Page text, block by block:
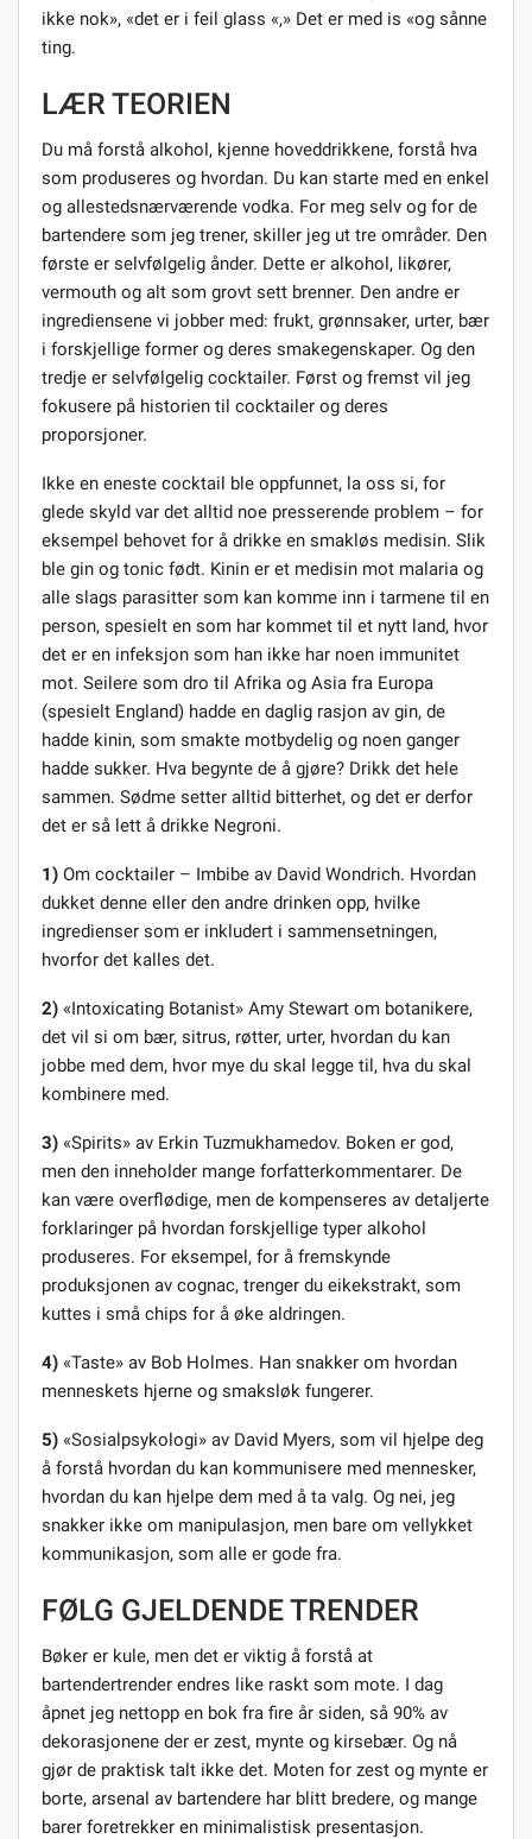
ikke nok», «det er i feil glass «,» Det er med is «og sånne
ting.
LÆR TEORIEN
Du må forstå alkohol, kjenne hoveddrikkene, forstå hva
som produseres og hvordan. Du kan starte med en enkel
og allestedsnærværende vodka. For meg selv og for de
bartendere som jeg trener, skiller jeg ut tre områder. Den
første er selvfølgelig ånder. Dette er alkohol, likører,
vermouth og alt som grovt sett brenner. Den andre er
ingrediensene vi jobber med: frukt, grønnsaker, urter, bær
i forskjellige former og deres smakegenskaper. Og den
tredje er selvfølgelig cocktailer. Først og fremst vil jeg
fokusere på historien til cocktailer og deres
proporsjoner.
Ikke en eneste cocktail ble oppfunnet, la oss si, for
glede skyld var det alltid noe presserende problem – for
eksempel behovet for å drikke en smakløs medisin. Slik
ble gin og tonic født. Kinin er et medisin mot malaria og
alle slags parasitter som kan komme inn i tarmene til en
person, spesielt en som har kommet til et nytt land, hvor
det er en infeksjon som han ikke har noen immunitet
mot. Seilere som dro til Afrika og Asia fra Europa
(spesielt England) hadde en daglig rasjon av gin, de
hadde kinin, som smakte motbydelig og noen ganger
hadde sukker. Hva begynte de å gjøre? Drikk det hele
sammen. Sødme setter alltid bitterhet, og det er derfor
det er så lett å drikke Negroni.
1) Om cocktailer – Imbibe av David Wondrich. Hvordan
dukket denne eller den andre drinken opp, hvilke
ingredienser som er inkludert i sammensetningen,
hvorfor det kalles det.
2) «Intoxicating Botanist» Amy Stewart om botanikere,
det vil si om bær, sitrus, røtter, urter, hvordan du kan
jobbe med dem, hvor mye du skal legge til, hva du skal
kombinere med.
3) «Spirits» av Erkin Tuzmukhamedov. Boken er god,
men den inneholder mange forfatterkommentarer. De
kan være overflødige, men de kompenseres av detaljerte
forklaringer på hvordan forskjellige typer alkohol
produseres. For eksempel, for å fremskynde
produksjonen av cognac, trenger du eikekstrakt, som
kuttes i små chips for å øke aldringen.
4) «Taste» av Bob Holmes. Han snakker om hvordan
menneskets hjerne og smaksløk fungerer.
5) «Sosialpsykologi» av David Myers, som vil hjelpe deg
å forstå hvordan du kan kommunisere med mennesker,
hvordan du kan hjelpe dem med å ta valg. Og nei, jeg
snakker ikke om manipulasjon, men bare om vellykket
kommunikasjon, som alle er gode fra.
FØLG GJELDENDE TRENDER
Bøker er kule, men det er viktig å forstå at
bartendertrender endres like raskt som mote. I dag
åpnet jeg nettopp en bok fra fire år siden, så 90% av
dekorasjonene der er zest, mynte og kirsebær. Og nå
gjør de praktisk talt ikke det. Moten for zest og mynte er
borte, arsenal av bartendere har blitt bredere, og mange
barer foretrekker en minimalistisk presentasjon.